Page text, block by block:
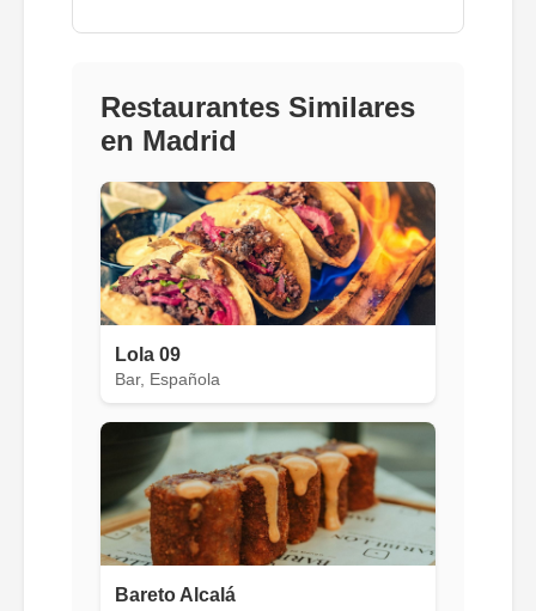
Restaurantes Similares
en Madrid
Lola 09
Bar, Española
Bareto Alcalá